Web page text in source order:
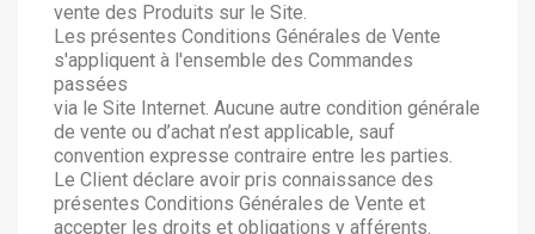
vente des Produits sur le Site.
Les présentes Conditions Générales de Vente
s'appliquent à l'ensemble des Commandes
passées
via le Site Internet. Aucune autre condition générale
de vente ou d’achat n’est applicable, sauf
convention expresse contraire entre les parties.
Le Client déclare avoir pris connaissance des
présentes Conditions Générales de Vente et
accepter les droits et obligations y afférents.